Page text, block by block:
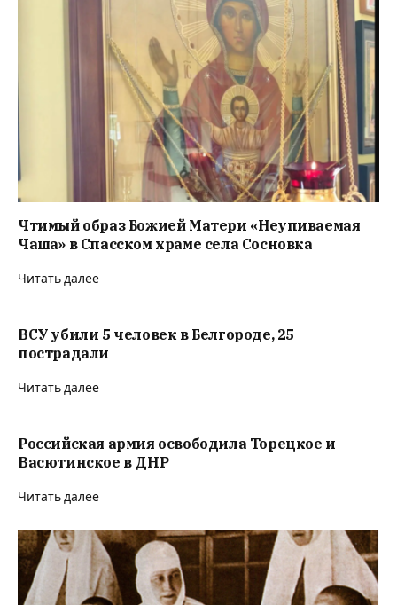
Чтимый образ Божией Матери «Неупиваемая
Чаша» в Спасском храме села Сосновка
Читать далее
ВСУ убили 5 человек в Белгороде, 25
пострадали
Читать далее
Российская армия освободила Торецкое и
Васютинское в ДНР
Читать далее